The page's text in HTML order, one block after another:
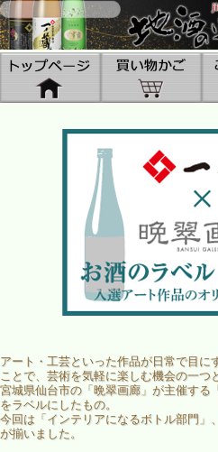
アート・工芸といった作品が日常で目に
ことで、芸術を気軽に楽しむ機会の一つ
宮城県仙台市の「晩翠画廊」が主催する
をラベルにしたもの。
今回は「インテリアになるボトル部門」
が揃いました。